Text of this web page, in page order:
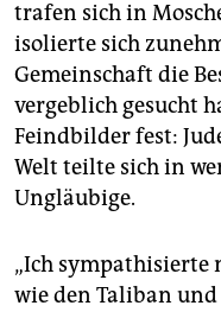
trafen sich in
isolierte sich
Gemeinschaft die
vergeblich gesucht
Feindbilder fest:
Welt teilte sich in
Ungläubige.
„Ich
wie den Taliban und